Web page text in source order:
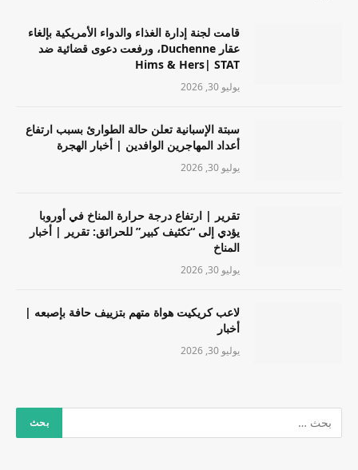
قامت لجنة إدارة الغذاء والدواء الأمريكية بإلغاء
عقار Duchenne، ورفعت دعوى قضائية ضد
Hims & Hers| STAT
يوليو 30, 2026
سبتة الإسبانية تعلن حالة الطوارئ بسبب ارتفاع
أعداد المهاجرين الوافدين | أخبار الهجرة
يوليو 30, 2026
تقرير | ارتفاع درجة حرارة المناخ في أوروبا
يؤدي إلى “تكثيف كبير” للحرائق: تقرير | أخبار
المناخ
يوليو 30, 2026
لاعب كريكيت هواة متهم بتزييف حافة بإصبعه |
أخبار
يوليو 30, 2026